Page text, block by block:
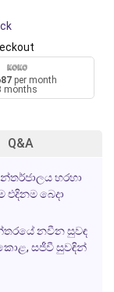
per month
months
Q&A
හරහා
බෙදා
නවීන සුවඳ
සජීවී සුවඳින්